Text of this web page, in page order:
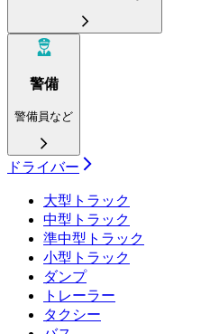
警備
警備員など
ドライバー
大型トラック
中型トラック
準中型トラック
小型トラック
ダンプ
トレーラー
タクシー